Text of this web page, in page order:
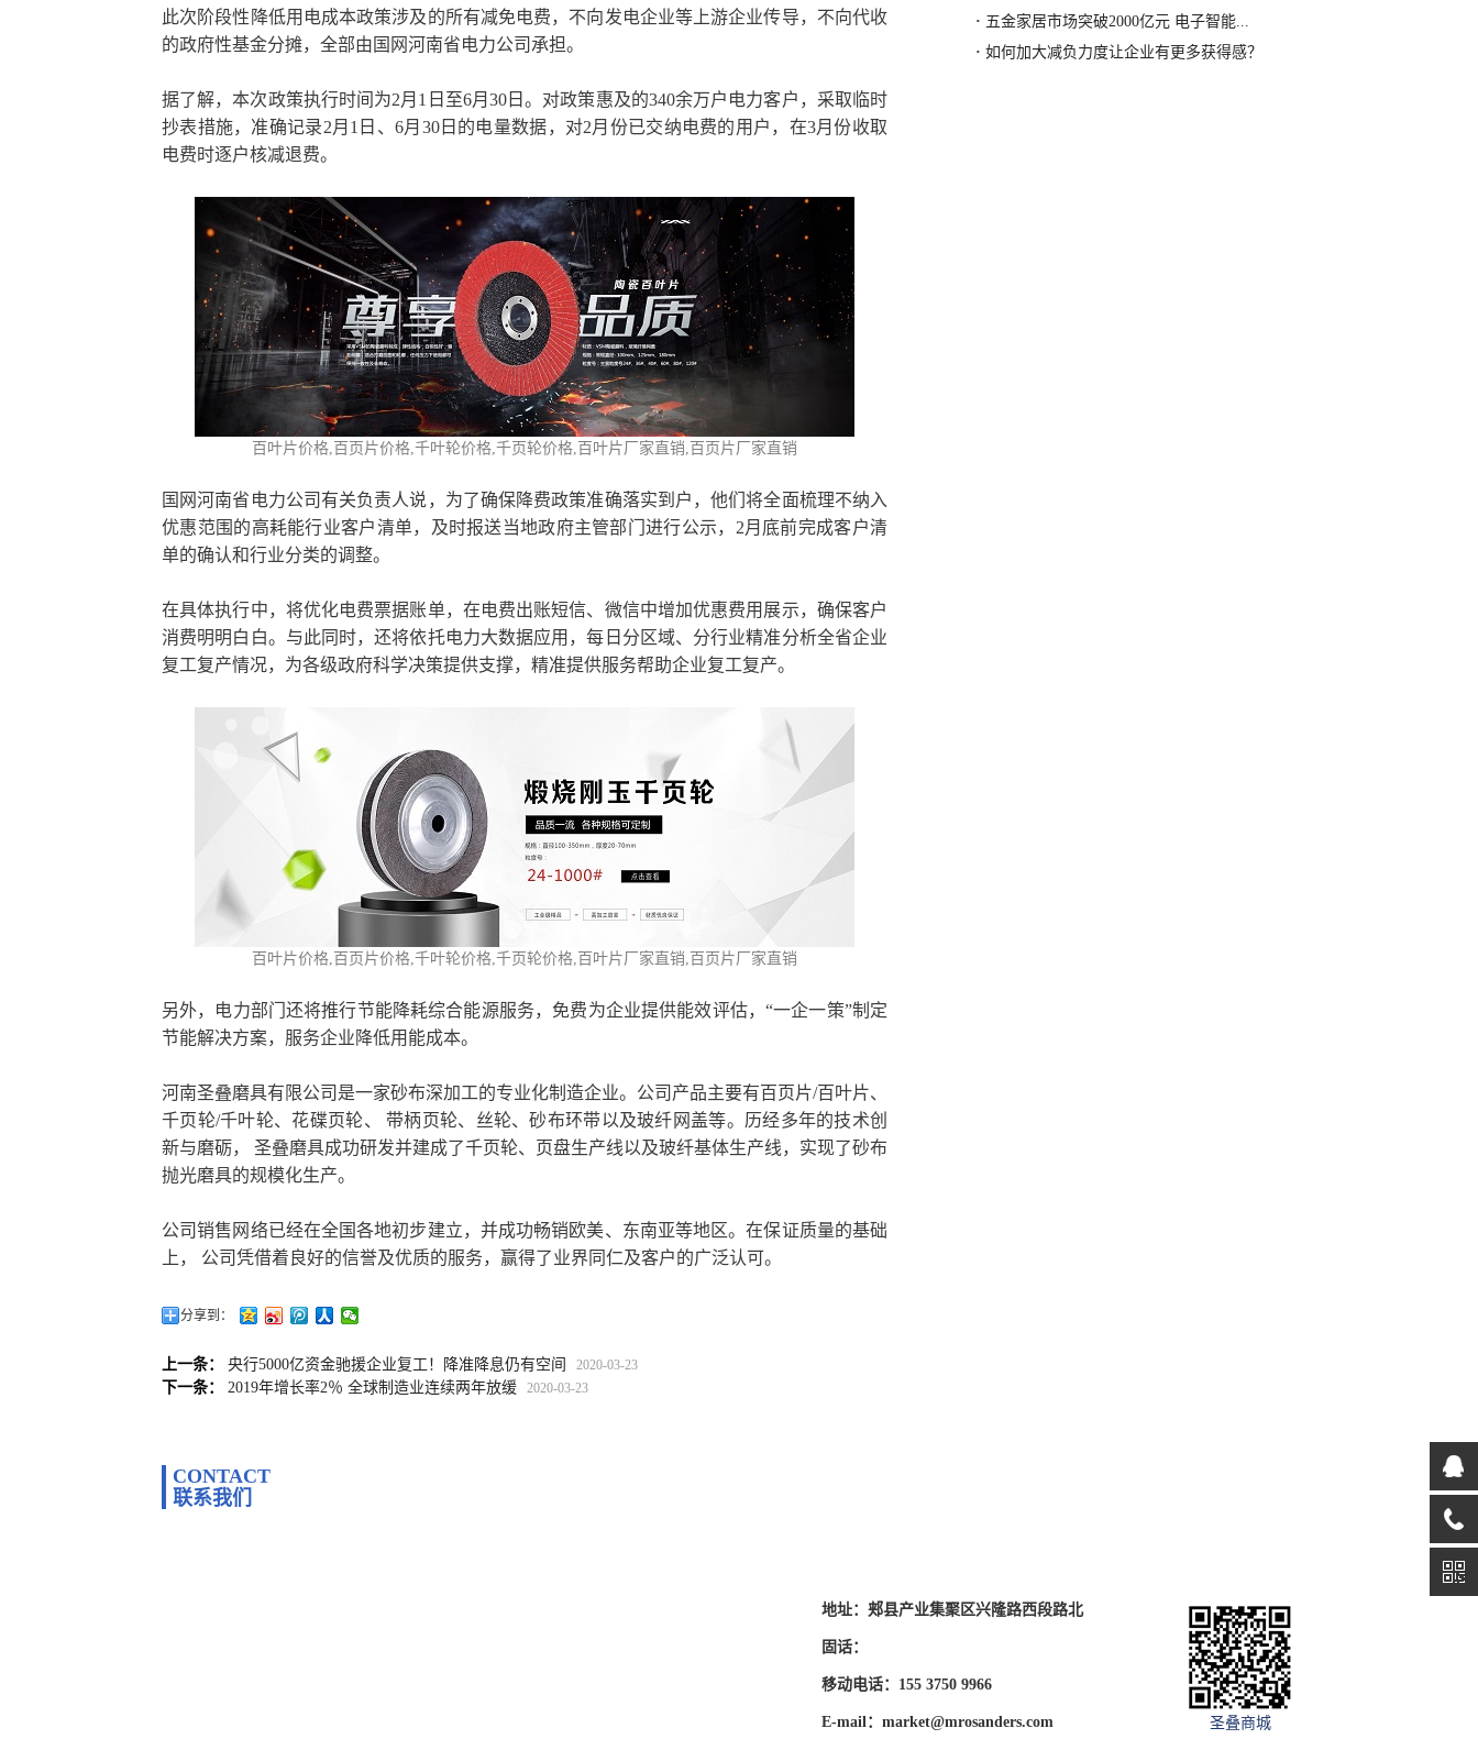
此次阶段性降低用电成本政策涉及的所有减免电费，不向发电企业等上游企业传导，不向代收
的政府性基金分摊，全部由国网河南省电力公司承担。
据了解，本次政策执行时间为2月1日至6月30日。对政策惠及的340余万户电力客户，采取临时
抄表措施，准确记录2月1日、6月30日的电量数据，对2月份已交纳电费的用户，在3月份收取
电费时逐户核减退费。
百叶片价格, 百页片价格,千叶轮价格,千页轮价格,百叶片厂家直销,百页片厂家直销
国网河南省电力公司有关负责人说，为了确保降费政策准确落实到户，他们将全面梳理不纳入
优惠范围的高耗能行业客户清单，及时报送当地政府主管部门进行公示，2月底前完成客户清
单的确认和行业分类的调整。
在具体执行中，将优化电费票据账单，在电费出账短信、微信中增加优惠费用展示，确保客户
消费明明白白。与此同时，还将依托电力大数据应用，每日分区域、分行业精准分析全省企业
复工复产情况，为各级政府科学决策提供支撑，精准提供服务帮助企业复工复产。
百叶片价格,百页片价格,千叶轮价格,千页轮价格,百叶片厂家直销,百页片厂家直销
另外，电力部门还将推行节能降耗综合能源服务，免费为企业提供能效评估，“一企一策”制定
节能解决方案，服务企业降低用能成本。
河南圣叠磨具有限公司是一家砂布深加工的专业化制造企业。公司产品主要有百页片/百叶片、
千页轮/千叶轮、花碟页轮、 带柄页轮、丝轮、砂布环带以及玻纤网盖等。历经多年的技术创
新与磨砺， 圣叠磨具成功研发并建成了千页轮、页盘生产线以及玻纤基体生产线，实现了砂布
抛光磨具的规模化生产。
公司销售网络已经在全国各地初步建立，并成功畅销欧美、东南亚等地区。在保证质量的基础
上， 公司凭借着良好的信誉及优质的服务，赢得了业界同仁及客户的广泛认可。
分享到：
上一条： 央行5000亿资金驰援企业复工！降准降息仍有空间 2020-03-23
下一条： 2019年增长率2％ 全球制造业连续两年放缓 2020-03-23
· 五金家居市场突破2000亿元 电子智能...
· 如何加大减负力度让企业有更多获得感？
CONTACT
联系我们
地址：郏县产业集聚区兴隆路西段路北
固话：
移动电话：155 3750 9966
E-mail：market@mrosanders.com 圣叠商城